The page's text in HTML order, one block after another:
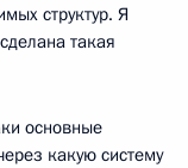
структур. Я
такая
основные
какую систему